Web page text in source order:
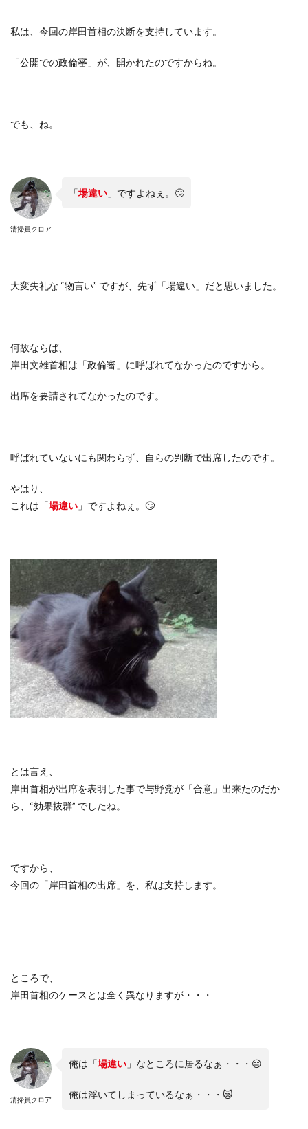
私は、今回の岸田首相の決断を支持しています。
「公開での政倫審」が、開かれたのですからね。
でも、ね。
清掃員クロア
「場違い 」ですよねぇ。🙄
大変失礼な “物言い” ですが、先ず「場違い」だと思いました。
何故ならば、
岸田文雄首相は「政倫審」に呼ばれてなかったのですから。
出席を要請されてなかったのです。
呼ばれていないにも関わらず、自らの判断で出席したのです。
やはり、
これは「場違い 」ですよねぇ。🙄
とは言え、
岸田首相が出席を表明した事で与野党が「合意」出来たのだか
ら、“効果抜群” でしたね。
ですから、
今回の「岸田首相の出席」を、私は支持します。
ところで、
岸田首相のケースとは全く異なりますが・・・
清掃員クロア
俺は「場違い 」なところに居るなぁ・・・😑
俺は浮いてしまっているなぁ・・・😿